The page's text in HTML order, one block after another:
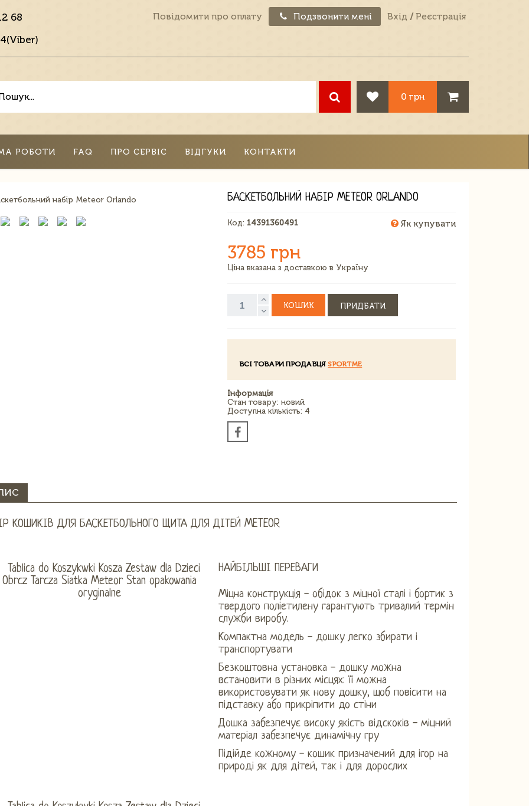
68
Повідомити про оплату Подзвонити мені Вхід / Реєстрація
0 грн
РОБОТИ FAQ ПРО СЕРВІС ВІДГУКИ КОНТАКТИ
БАСКЕТБОЛЬНИЙ НАБІР METEOR ORLANDO
Код: 14391360491 Як купувати
3785 грн
Ціна вказана з доставкою в Україну
КОШИК ПРИДБАТИ
ВСІ ТОВАРИ ПРОДАВЦЯSPORTME
Інформація
Стан товару: новий
Доступна кількість: 4
КОШИКІВ ДЛЯ БАСКЕТБОЛЬНОГО ЩИТА ДЛЯ ДІТЕЙ METEOR
НАЙБІЛЬШІ ПЕРЕВАГИ
Міцна конструкція - обідок з міцної сталі і бортик з
твердого поліетилену гарантують тривалий термін
служби виробу.
Компактна модель - дошку легко збирати і
транспортувати
Безкоштовна установка - дошку можна
встановити в різних місцях: її можна
використовувати як нову дошку, щоб повісити на
підставку або прикріпити до стіни
Дошка забезпечує високу якість відскоків - міцний
матеріал забезпечує динамічну гру
Підійде кожному - кошик призначений для ігор на
природі як для дітей, так і для дорослих